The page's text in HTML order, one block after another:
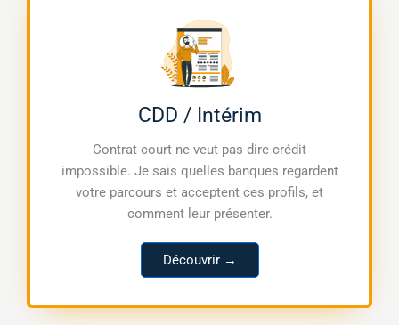
CDD / Intérim
Contrat court ne veut pas dire crédit
impossible. Je sais quelles banques regardent
votre parcours et acceptent ces profils, et
comment leur présenter.
Découvrir →